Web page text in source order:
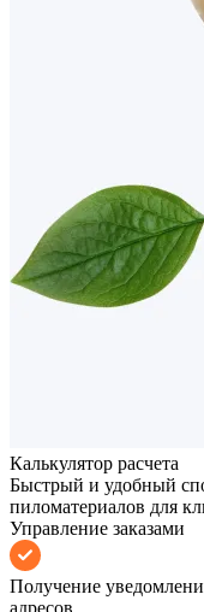
Калькулятор расчета
Быстрый и удобный
пиломатериалов для
Управление заказами
Получение
адресов